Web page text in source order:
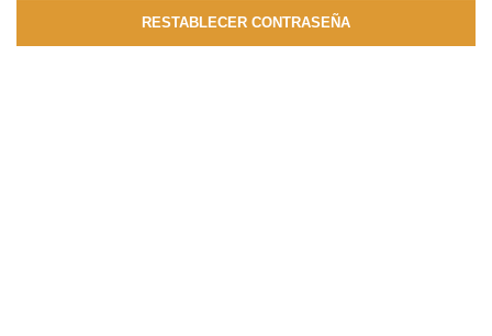
RESTABLECER CONTRASEÑA